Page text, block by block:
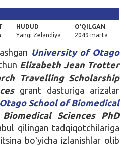
HUDUD
Yangi Zelandiya
O'QILGAN
2049 marta
University of Otago
Elizabeth Jean Trotter
Travelling Scholarship
grant dasturiga arizalar
Otago School of Biomedical
Sciences PhD
qilingan tadqiqotchilariga
boʻyicha izlanishlar olib